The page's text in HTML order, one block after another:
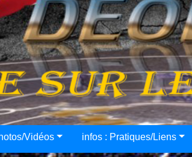
Vidéos infos : Pratiques/Liens